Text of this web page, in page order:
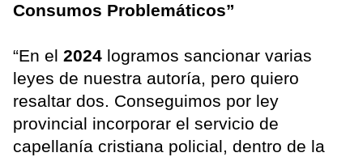
Consumos Problemáticos”
“En el 2024 logramos sancionar varias
leyes de nuestra autoría, pero quiero
resaltar dos. Conseguimos por ley
provincial incorporar el servicio de
capellanía cristiana policial, dentro de la